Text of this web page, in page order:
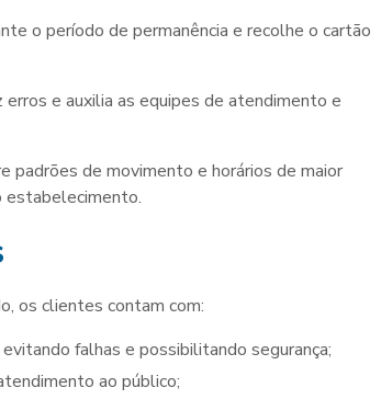
o período de permanência e recolhe o cartão
e auxilia as equipes de atendimento e
padrões de movimento e horários de maior
estabelecimento.
os clientes contam com:
falhas e possibilitando segurança;
ao público;